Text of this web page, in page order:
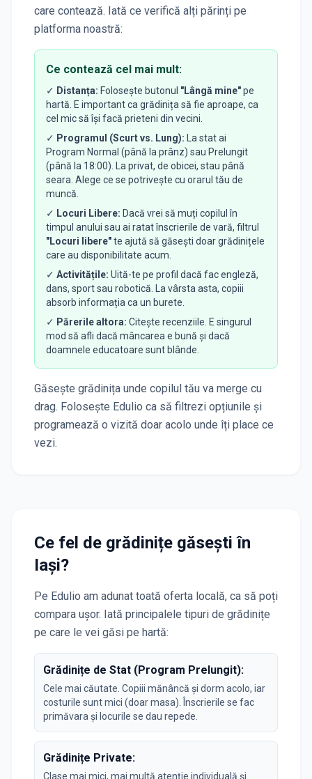
care contează. Iată ce verifică alți părinți pe
platforma noastră:
Ce contează cel mai mult:
✓ Distanța: Folosește butonul "Lângă mine"pe
hartă. E important ca grădinița să fie aproape, ca
cel mic să își facă prieteni din vecini.
✓ Programul (Scurt vs. Lung): La stat ai
Program Normal (până la prânz) sau Prelungit
(până la 18:00). La privat, de obicei, stau până
seara. Alege ce se potrivește cu orarul tău de
muncă.
✓ Locuri Libere: Dacă vrei să muți copilul în
timpul anului sau ai ratat înscrierile de vară, filtrul
"Locuri libere"te ajută să găsești doar grădinițele
care au disponibilitate acum.
✓ Activitățile: Uită-te pe profil dacă fac engleză,
dans, sport sau robotică. La vârsta asta, copiii
absorb informația ca un burete.
✓ Părerile altora: Citește recenziile. E singurul
mod să afli dacă mâncarea e bună și dacă
doamnele educatoare sunt blânde.
Găsește grădinița unde copilul tău va merge cu
drag. Folosește Edulio ca să filtrezi opțiunile și
programează o vizită doar acolo unde îți place ce
vezi.
Ce fel de grădinițe găsești în
Iași?
Pe Edulio am adunat toată oferta locală, ca să poți
compara ușor. Iată principalele tipuri de grădinițe
pe care le vei găsi pe hartă:
Grădinițe de Stat (Program Prelungit):
Cele mai căutate. Copiii mănâncă și dorm acolo, iar
costurile sunt mici (doar masa). Înscrierile se fac
primăvara și locurile se dau repede.
Grădinițe Private:
Clase mai mici, mai multă atenție individuală și